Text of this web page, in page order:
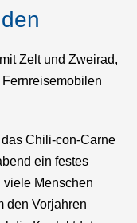
Zelt und Zweirad,
Chili-con-Carne
ein festes
viele Menschen
den Vorjahren